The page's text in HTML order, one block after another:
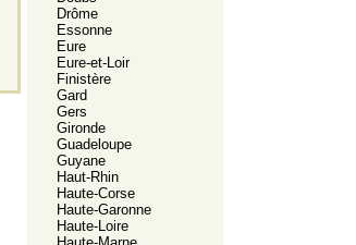
Drôme
Essonne
Eure
Eure-et-Loir
Finistère
Gard
Gers
Gironde
Guadeloupe
Guyane
Haut-Rhin
Haute-Corse
Haute-Garonne
Haute-Loire